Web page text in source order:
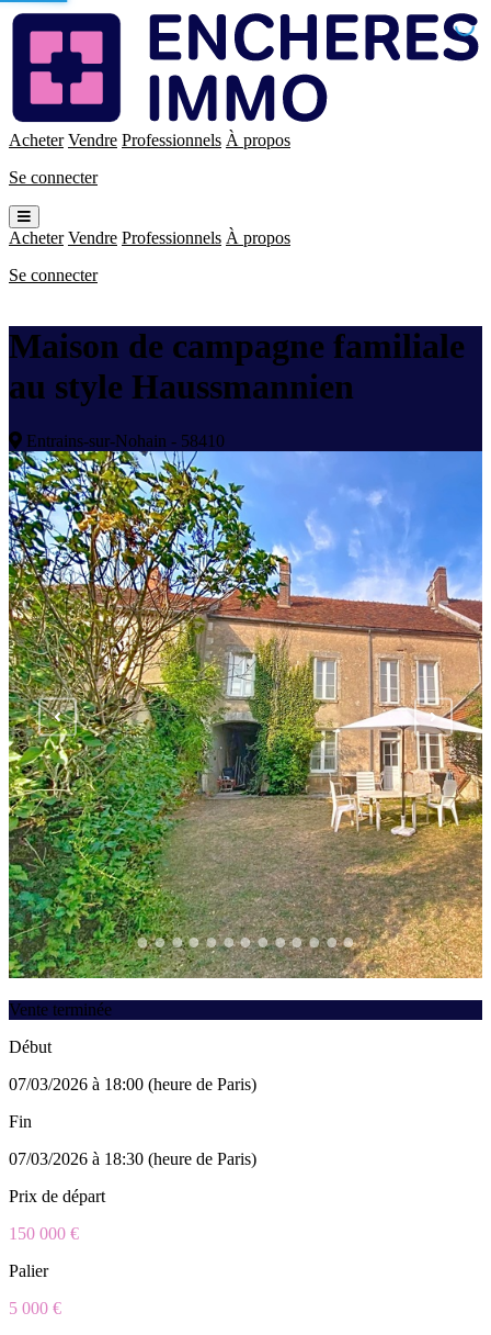
Enchères
Immo
Acheter Vendre Professionnels À propos
Se connecter
Ouvrir
le
menu
Acheter Vendre Professionnels À propos
Se connecter
Maison de campagne familiale
au style Haussmannien
Entrains-sur-Nohain - 58410
Vente terminée
Début
07/03/2026 à 18:00 (heure de Paris)
Fin
07/03/2026 à 18:30 (heure de Paris)
Prix de départ
150 000 €
Palier
5 000 €